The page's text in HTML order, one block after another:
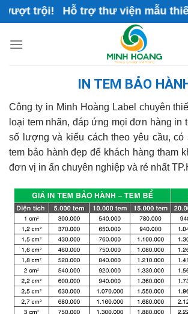
Skip
to
Hỗ trợ thư viện mẫu thiết kế!
IN TEM BẢO
Công ty in Minh Hoàng Label chuyên
loại tem nhãn, đáp ứng mọi đơn hàng in
số lượng và kiểu cách theo yêu cầu, có
tem bảo hành đẹp để khách hàng tham
đơn vị in ấn chuyên nghiệp và rẻ nhất